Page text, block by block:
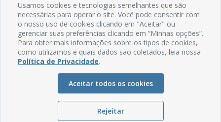
Rua do Imperador, 78, Centro
CEP: 58.280-000 - Mamanguape/PB
Fone: (83) 3292-2246
Email: comunicacao@mamanguape.pb.gov.br
Expediente: Segunda à Sexta, das 08h às 13h
Mapa do Site
Perguntas frequentes
Usamos cookies e tecnologias semelhantes que são
necessárias para operar o site. Você pode consentir com
o nosso uso de cookies clicando em "Aceitar" ou
gerenciar suas preferências clicando em “Minhas opções”.
Para obter mais informações sobre os tipos de cookies,
como utilizamos e quais dados são coletados, leia nossa
Política de Privacidade.
Aceitar todos os cookies
Rejeitar